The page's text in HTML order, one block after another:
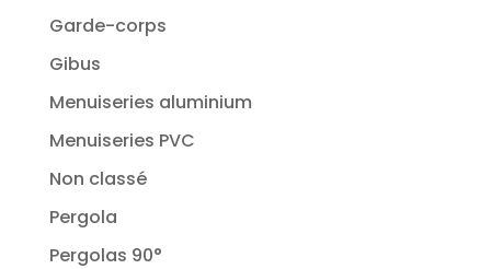
Garde-corps
Gibus
Menuiseries aluminium
Menuiseries PVC
Non classé
Pergola
Pergolas 90°